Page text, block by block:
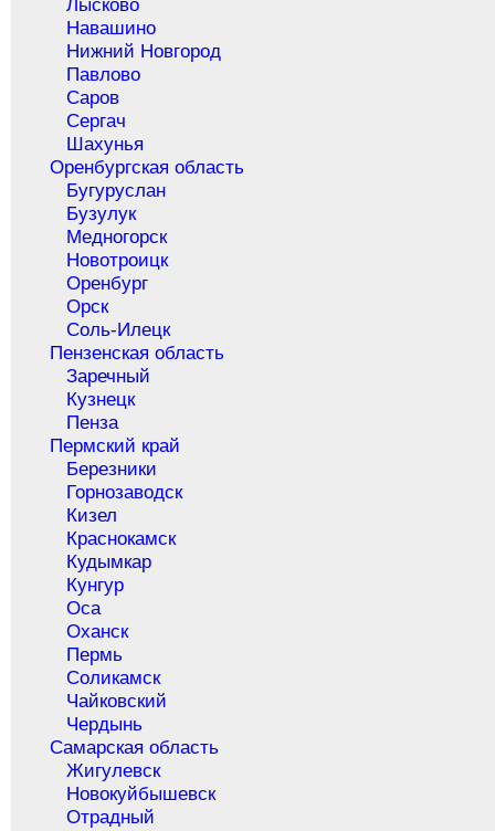
Лысково
Навашино
Нижний Новгород
Павлово
Саров
Сергач
Шахунья
Оренбургская область
Бугуруслан
Бузулук
Медногорск
Новотроицк
Оренбург
Орск
Соль-Илецк
Пензенская область
Заречный
Кузнецк
Пенза
Пермский край
Березники
Горнозаводск
Кизел
Краснокамск
Кудымкар
Кунгур
Оса
Оханск
Пермь
Соликамск
Чайковский
Чердынь
Самарская область
Жигулевск
Новокуйбышевск
Отрадный